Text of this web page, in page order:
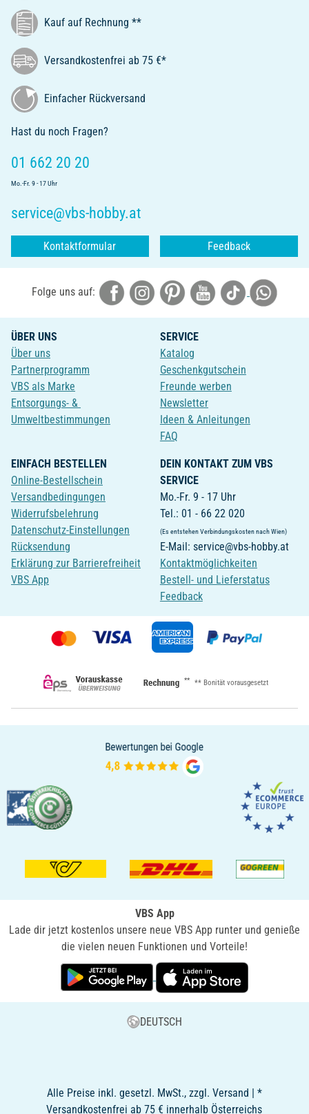
Kauf auf Rechnung **
Versandkostenfrei ab 75 €*
Einfacher Rückversand
Hast du noch Fragen?
01 662 20 20
Mo.-Fr. 9 - 17 Uhr
service@vbs-hobby.at
Kontaktformular Feedback
Folge uns auf:
ÜBER UNS
Über uns
Partnerprogramm
VBS als Marke
Entsorgungs- &
Umweltbestimmungen
SERVICE
Katalog
Geschenkgutschein
Freunde werben
Newsletter
Ideen & Anleitungen
FAQ
EINFACH BESTELLEN
Online-Bestellschein
Versandbedingungen
Widerrufsbelehrung
Datenschutz-Einstellungen
Rücksendung
Erklärung zur Barrierefreiheit
VBS App
DEIN KONTAKT ZUM VBS
SERVICE
Mo.-Fr. 9 - 17 Uhr
Tel.: 01 - 66 22 020
(Es entstehen Verbindungskosten nach Wien)
E-Mail: service@vbs-hobby.at
Kontaktmöglichkeiten
Bestell- und Lieferstatus
Feedback
** ** Bonität vorausgesetzt
VBS App
Lade dir jetzt kostenlos unsere neue VBS App runter und genieße
die vielen neuen Funktionen und Vorteile!
DEUTSCH
Alle Preise inkl. gesetzl. MwSt., zzgl. Versand | *
Versandkostenfrei ab 75 € innerhalb Österreichs